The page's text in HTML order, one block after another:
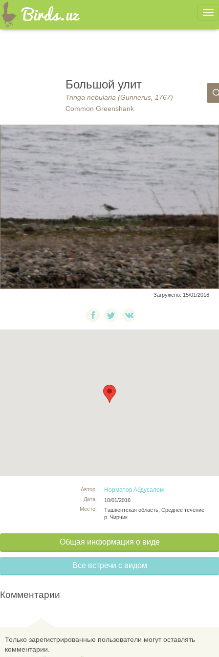
Большой улит
Tringa nebularia (Gunnerus, 1767)
Common Greenshank
Загружено: 15/01/2016
Автор:
Дата:
Место:
Норматов Абдусалом
10/01/2016
Ташкентская область, Среднее течение
р. Чирчик
Общая информация о виде
Все встречи с видом
Комментарии
Только зарегистрированные пользователи могут оставлять
комментарии.